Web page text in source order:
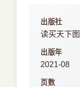
出版社
读买天下
出版年
2021-08
页数